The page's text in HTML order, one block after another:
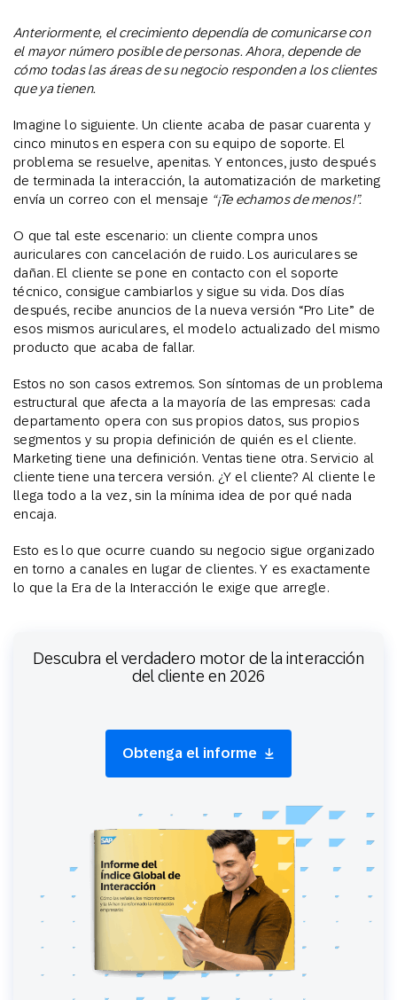
Anteriormente, el crecimiento dependía de comunicarse con
el mayor número posible de personas. Ahora, depende de
cómo todas las áreas de su negocio responden a los clientes
que ya tienen.
Imagine lo siguiente. Un cliente acaba de pasar cuarenta y
cinco minutos en espera con su equipo de soporte. El
problema se resuelve, apenitas. Y entonces, justo después
de terminada la interacción, la automatización de marketing
envía un correo con el mensaje “¡Te echamos de menos!”.
O que tal este escenario: un cliente compra unos
auriculares con cancelación de ruido. Los auriculares se
dañan. El cliente se pone en contacto con el soporte
técnico, consigue cambiarlos y sigue su vida. Dos días
después, recibe anuncios de la nueva versión “Pro Lite” de
esos mismos auriculares, el modelo actualizado del mismo
producto que acaba de fallar.
Estos no son casos extremos. Son síntomas de un problema
estructural que afecta a la mayoría de las empresas: cada
departamento opera con sus propios datos, sus propios
segmentos y su propia definición de quién es el cliente.
Marketing tiene una definición. Ventas tiene otra. Servicio al
cliente tiene una tercera versión. ¿Y el cliente? Al cliente le
llega todo a la vez, sin la mínima idea de por qué nada
encaja.
Esto es lo que ocurre cuando su negocio sigue organizado
en torno a canales en lugar de clientes. Y es exactamente
lo que la Era de la Interacción le exige que arregle.
Descubra el verdadero motor de la interacción
del cliente en 2026
Obtenga el informe